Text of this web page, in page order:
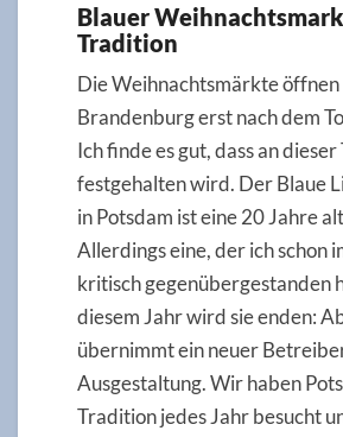
Blauer
Tradition
Die Weihnachtsmärkte öffnen
Brandenburg erst nach dem
Ich finde es gut, dass an
festgehalten wird. Der Blaue
in Potsdam ist eine 20 Jahre
Allerdings eine, der ich schon
kritisch gegenübergestanden
diesem Jahr wird sie enden:
übernimmt ein neuer
Ausgestaltung. Wir haben
Tradition jedes Jahr besucht